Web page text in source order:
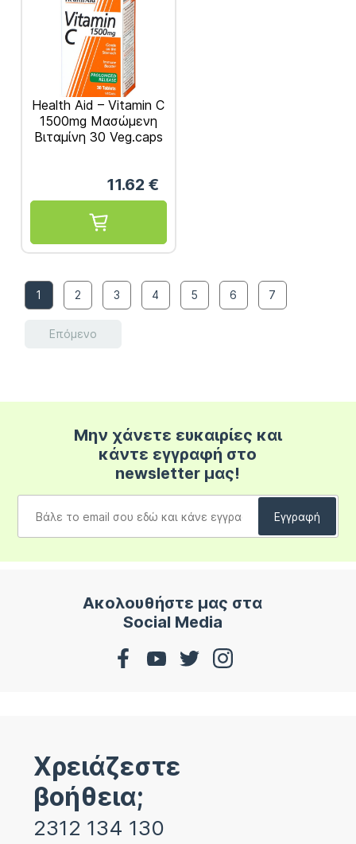
Health Aid – Vitamin C
1500mg Μασώμενη
Βιταμίνη 30 Veg.caps
11.62 €
1 2 3 4 5 6 7
Επόμενο
Μην χάνετε ευκαιρίες και
κάντε εγγραφή στο
newsletter μας!
Ακολουθήστε μας στα
Social Media
Χρειάζεστε
βοήθεια;
2312 134 130